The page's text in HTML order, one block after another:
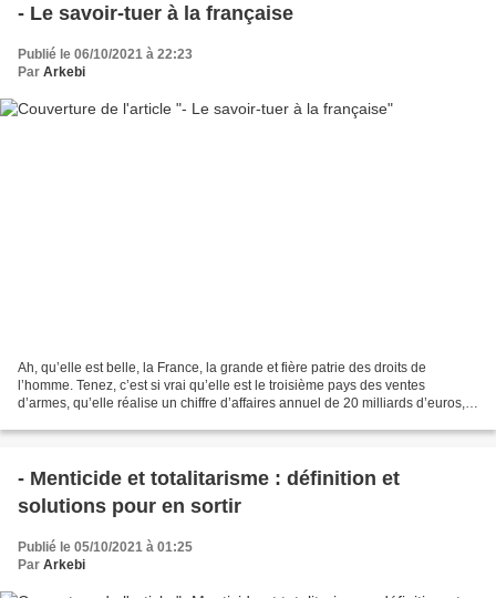
- Le savoir-tuer à la française
Publié le 06/10/2021 à 22:23
Par Arkebi
Ah, qu’elle est belle, la France, la grande et fière patrie des droits de
l’homme. Tenez, c’est si vrai qu’elle est le troisième pays des ventes
d’armes, qu’elle réalise un chiffre d’affaires annuel de 20 milliards d’euros,
- Menticide et totalitarisme : définition et
solutions pour en sortir
Publié le 05/10/2021 à 01:25
Par Arkebi